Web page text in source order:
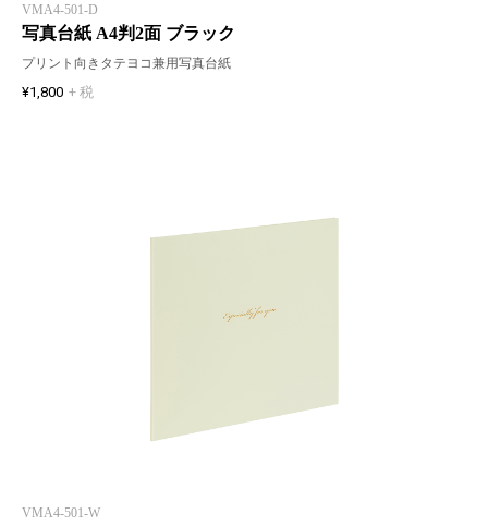
VMA4-501-D
写真台紙 A4判2面 ブラック
プリント向きタテヨコ兼用写真台紙
¥1,800 + 税
VMA4-501-W